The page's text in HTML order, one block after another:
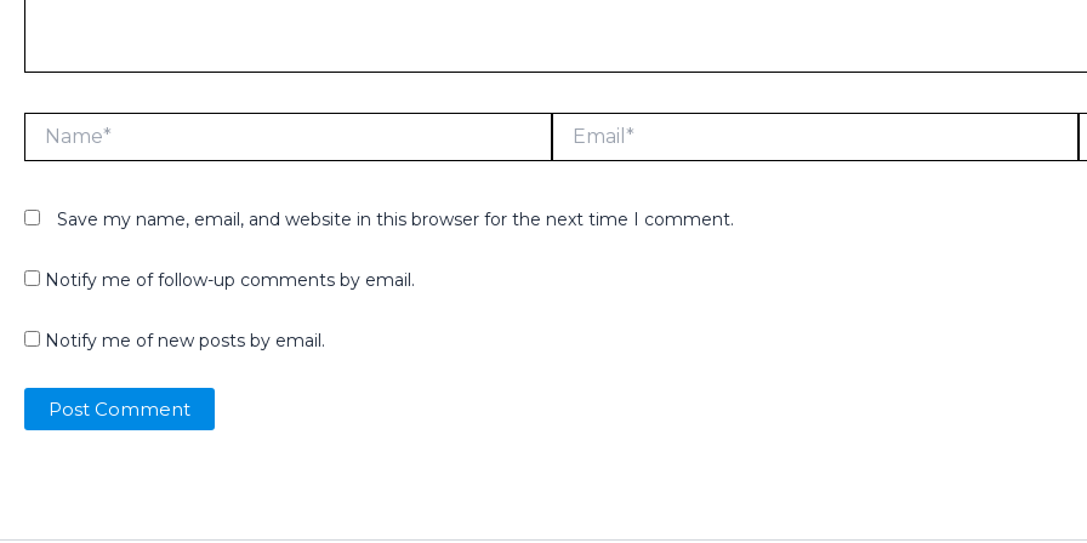
Save my name, email, and website in this browser for the next time I comment.
Notify me of follow-up comments by email.
Notify me of new posts by email.